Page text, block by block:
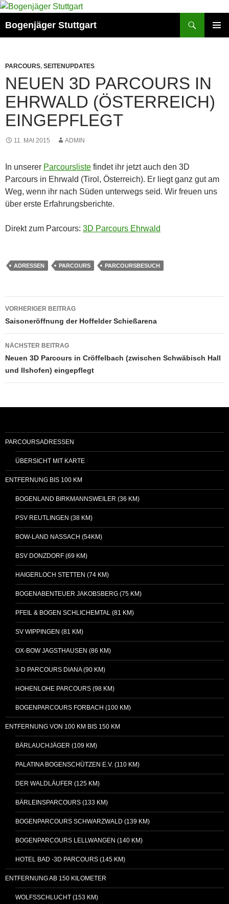
Zum
springen
Bogenjäger Stuttgart
PARCOURS, SEITENUPDATES
NEUEN 3D PARCOURS IN
EHRWALD (ÖSTERREICH)
EINGEPFLEGT
11. MAI 2015 ADMIN
In unserer Parcoursliste findet ihr jetzt auch den 3D
Parcours in Ehrwald (Tirol, Österreich). Er liegt ganz gut am
Weg, wenn ihr nach Süden unterwegs seid. Wir freuen uns
über erste Erfahrungsberichte.
Direkt zum Parcours: 3D Parcours Ehrwald
ADRESSEN PARCOURS PARCOURSBESUCH
Beitragsnavigation
VORHERIGER BEITRAG
Saisoneröffnung der Hoffelder Schießarena
NÄCHSTER BEITRAG
Neuen 3D Parcours in Cröffelbach (zwischen Schwäbisch Hall
und Ilshofen) eingepflegt
PARCOURSADRESSEN
ÜBERSICHT MIT KARTE
ENTFERNUNG BIS 100 KM
BOGENLAND BIRKMANNSWEILER (36 KM)
PSV REUTLINGEN (38 KM)
BOW-LAND NASSACH (54KM)
BSV DONZDORF (69 KM)
HAIGERLOCH STETTEN (74 KM)
BOGENABENTEUER JAKOBSBERG (75 KM)
PFEIL & BOGEN SCHLICHEMTAL (81 KM)
SV WIPPINGEN (81 KM)
OX-BOW JAGSTHAUSEN (86 KM)
3-D PARCOURS DIANA (90 KM)
HOHENLOHE PARCOURS (98 KM)
BOGENPARCOURS FORBACH (100 KM)
ENTFERNUNG VON 100 KM BIS 150 KM
BÄRLAUCHJÄGER (109 KM)
PALATINA BOGENSCHÜTZEN E.V. (110 KM)
DER WALDLÄUFER (125 KM)
BÄRLEINSPARCOURS (133 KM)
BOGENPARCOURS SCHWARZWALD (139 KM)
BOGENPARCOURS LELLWANGEN (140 KM)
HOTEL BAD -3D PARCOURS (145 KM)
ENTFERNUNG AB 150 KILOMETER
WOLFSSCHLUCHT (153 KM)